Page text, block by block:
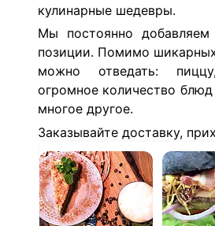
кулинарные шедевры.
Мы постоянно
позиции. Помимо
можно отведать:
огромное количество
многое другое.
Заказывайте доставку,